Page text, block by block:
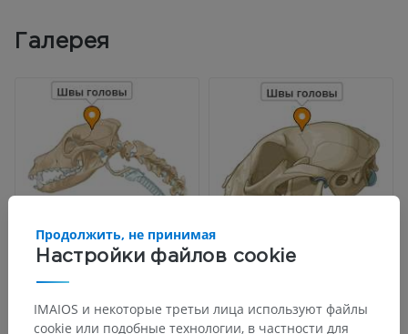
Галерея
Настройки файлов cookie
Продолжить, не принимая
IMAIOS и некоторые третьи лица используют файлы
cookie или подобные технологии, в частности для